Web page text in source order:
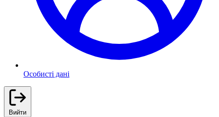
Особисті дані
Вийти